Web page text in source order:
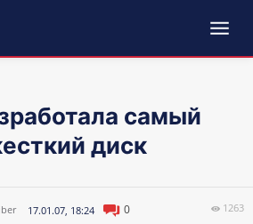
самый
диск
17.01.07, 18:24 0 1263